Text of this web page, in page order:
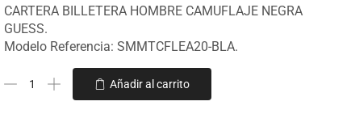
CARTERA BILLETERA HOMBRE CAMUFLAJE NEGRA
GUESS.
Modelo Referencia: SMMTCFLEA20-BLA.
Añadir al carrito